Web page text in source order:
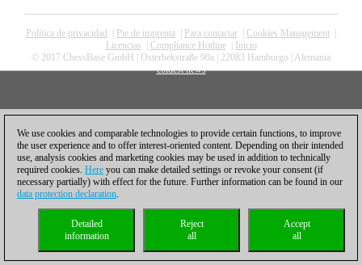
Política de privacidad Pie de imprenta Para contactar Cookies Management
Licencias
Compliance Hotline|
Inicio
© 2017 ChessBase GmbH | Osterbekstraße 90a | 22083 Hamburgo | Alemania
coldest news
We use cookies and comparable technologies to provide certain functions, to improve
the user experience and to offer interest-oriented content. Depending on their intended
use, analysis cookies and marketing cookies may be used in addition to technically
required cookies. Here you can make detailed settings or revoke your consent (if
necessary partially) with effect for the future. Further information can be found in our
data protection declaration.
Accept
all
Reject
all
Detailed
information